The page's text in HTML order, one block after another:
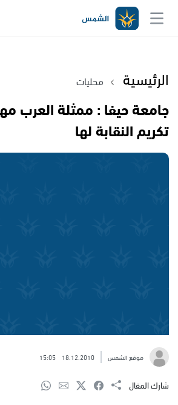
الرئيسية محليات
جامعة حيفا : ممثلة العرب
تكريم النقابة لها
موقع الشمس 18.12.2010
15:05
شارك المقال